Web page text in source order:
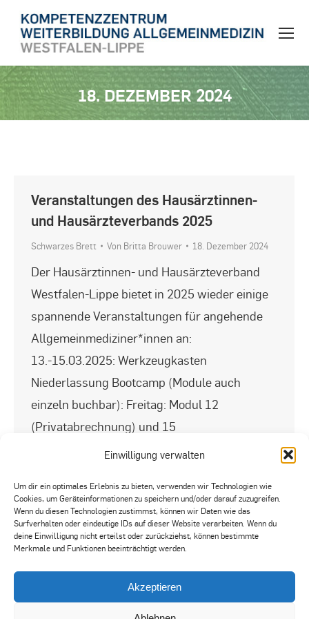
Einwilligung verwalten
Um dir ein optimales Erlebnis zu bieten, verwenden wir Technologien wie
Cookies, um Geräteinformationen zu speichern und/oder darauf zuzugreifen.
Wenn du diesen Technologien zustimmst, können wir Daten wie das
Surfverhalten oder eindeutige IDs auf dieser Website verarbeiten. Wenn du
deine Einwilligung nicht erteilst oder zurückziehst, können bestimmte
Merkmale und Funktionen beeinträchtigt werden.
Akzeptieren
18. DEZEMBER 2024
Sie befinden sich hier:
Veranstaltungen des Hausärztinnen-
und Hausärzteverbands 2025
Schwarzes Brett Von Britta Brouwer 18. Dezember 2024
Der Hausärztinnen- und Hausärzteverband
Westfalen-Lippe bietet in 2025 wieder einige
spannende Veranstaltungen für angehende
Allgemeinmediziner*innen an:
13.-15.03.2025: Werkzeugkasten
Niederlassung Bootcamp (Module auch
einzeln buchbar): Freitag: Modul 12
(Privatabrechnung) und 15
(sozialemedizinische Grundlagen) Samstag:
(How to HZV) https://www.haev-
wl.de/index.php/fortbildung/unsere-
fortbildungen?
11.-13.09.2025: Werkzeugkasten
Niederlassung Bootcamp Möhnesee (Module